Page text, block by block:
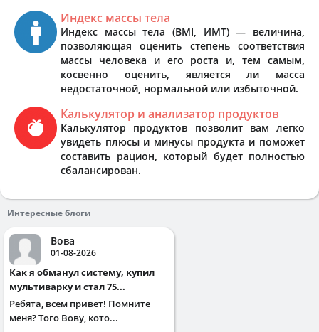
Индекс массы тела
Индекс массы тела (BMI, ИМТ) — величина,
позволяющая оценить степень соответствия
массы человека и его роста и, тем самым,
косвенно оценить, является ли масса
недостаточной, нормальной или избыточной.
Калькулятор и анализатор продуктов
Калькулятор продуктов позволит вам легко
увидеть плюсы и минусы продукта и поможет
составить рацион, который будет полностью
сбалансирован.
Интересные блоги
Вова
01-08-2026
Как я обманул систему, купил
мультиварку и стал 75...
Ребята, всем привет! Помните
меня? Того Вову, кото...